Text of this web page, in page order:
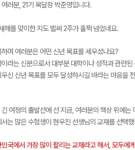
러분, 21기 목달장 박준영입니다.
해를 맞이한 지도 벌써 2주가 훌쩍 넘었네요.
며 여러분은 어떤 신년 목표를 세우셨나요?
라는 신분으로서 대부분 대학이나 성적과 관련
신 신년 목표를 모두 달성하시길 바라는 마음을
여정의 출발선에 선 지금, 여러분의 책상 위에는
는 많은 수험생이 현우진 선생님의 교재를 선택
국에서 가장 많이 팔리는 교재라고 해서, 모두에